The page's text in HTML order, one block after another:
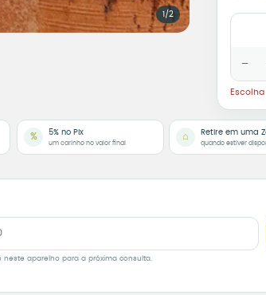
1/2
−
% 5% no Pix
um carinho no valor final
⌂ Retire em uma
quando estiver
neste aparelho para a próxima consulta.